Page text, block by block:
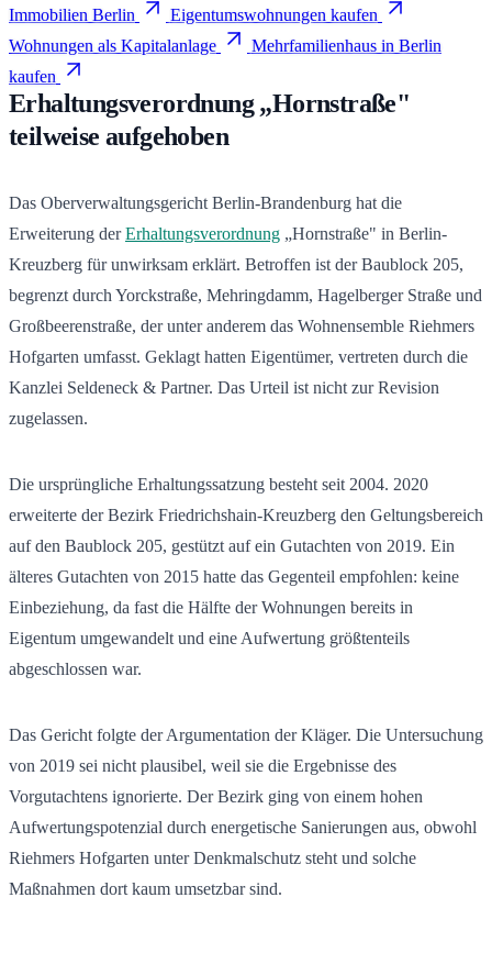
Immobilien Berlin
Eigentumswohnungen kaufen
Wohnungen als Kapitalanlage
Mehrfamilienhaus in Berlin
kaufen
Erhaltungsverordnung „Hornstraße"
teilweise aufgehoben
Das Oberverwaltungsgericht Berlin-Brandenburg hat die
Erweiterung derErhaltungsverordnung „Hornstraße" in Berlin-
Kreuzberg für unwirksam erklärt. Betroffen ist der Baublock 205,
begrenzt durch Yorckstraße, Mehringdamm, Hagelberger Straße und
Großbeerenstraße, der unter anderem das Wohnensemble Riehmers
Hofgarten umfasst. Geklagt hatten Eigentümer, vertreten durch die
Kanzlei Seldeneck & Partner. Das Urteil ist nicht zur Revision
zugelassen.
Die ursprüngliche Erhaltungssatzung besteht seit 2004. 2020
erweiterte der Bezirk Friedrichshain-Kreuzberg den Geltungsbereich
auf den Baublock 205, gestützt auf ein Gutachten von 2019. Ein
älteres Gutachten von 2015 hatte das Gegenteil empfohlen: keine
Einbeziehung, da fast die Hälfte der Wohnungen bereits in
Eigentum umgewandelt und eine Aufwertung größtenteils
abgeschlossen war.
Das Gericht folgte der Argumentation der Kläger. Die Untersuchung
von 2019 sei nicht plausibel, weil sie die Ergebnisse des
Vorgutachtens ignorierte. Der Bezirk ging von einem hohen
Aufwertungspotenzial durch energetische Sanierungen aus, obwohl
Riehmers Hofgarten unter Denkmalschutz steht und solche
Maßnahmen dort kaum umsetzbar sind.